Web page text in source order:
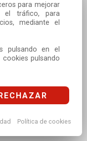
para mejorar
el tráfico, para
mediante el
pulsando en el
cookies pulsando
Política de cookies